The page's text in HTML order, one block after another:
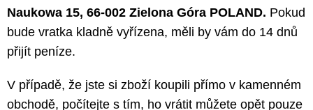
Naukowa 15, 66-002 Zielona Góra POLAND. Pokud
bude vratka kladně vyřízena, měli by vám do 14 dnů
přijít peníze.
V případě, že jste si zboží koupili přímo v kamenném
obchodě, počítejte s tím, ho vrátit můžete opět pouze